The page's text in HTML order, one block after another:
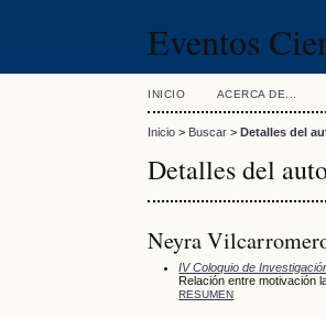
Eventos
INICIO ACERCA DE...
Inicio > Buscar >Detalles del
Detalles del
Neyra
IV Coloquio de
Relación entre motivación
RESUMEN